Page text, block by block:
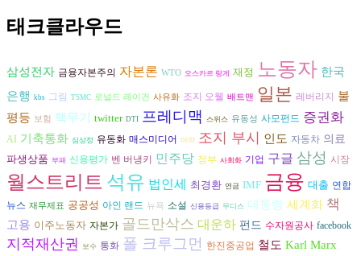
태크클라우드
삼성전자 금융자본주의 자본론 WTO 오스카르 랑게 재정 노동자 한국
은행 kbs 그림 TSMC 로널드 레이건 사유화 조지 오웰 배트맨 일본 레버리지
불
평등
보험 핵무기 twitter DTI 프레디맥 스위스 유동성 사모펀드 증권화
AI 기축통화 심상정 유동화 매스미디어 마약 조지 부시 인도 자동차 의료
파생상품 부패 신용평가 벤 버냉키 민주당 정부 사회화 기업 구글 삼성 시장
월스트리트 석유 법인세 최경환 연금 IMF 금융 대출 연합
뉴스 재무제표 공공성 아인 랜드 뉴욕 소설 신용등급 무디스 대통령 세계화 책
고용 이주노동자 자본가 골드만삭스 대운하 펀드 수자원공사 facebook
지적재산권 보수 통화 폴 크루그먼 한진중공업 철도 Karl Marx